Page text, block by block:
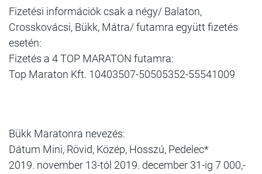
Fizetési információk csak a négy/ Balaton,
Crosskovácsi, Bükk, Mátra/ futamra együtt fizetés
esetén:
Fizetés a 4 TOP MARATON futamra:
Top Maraton Kft. 10403507-50505352-55541009
Bükk Maratonra nevezés:
Dátum Mini, Rövid, Közép, Hosszú, Pedelec*
2019. november 13-tól 2019. december 31-ig 7 000,-